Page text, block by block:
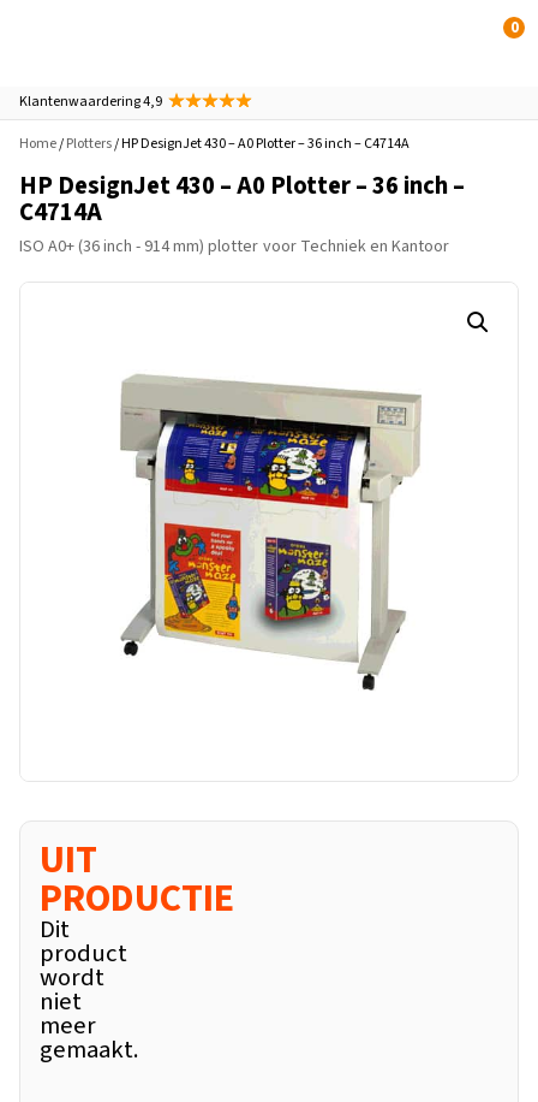
0
Klantenwaardering 4,9
Home/Plotters/ HP DesignJet 430 – A0 Plotter – 36 inch – C4714A
HP DesignJet 430 – A0 Plotter – 36 inch –
C4714A
ISO A0+ (36 inch - 914 mm) plotter voor Techniek en Kantoor
UIT
PRODUCTIE
Dit
product
wordt
niet
meer
gemaakt.